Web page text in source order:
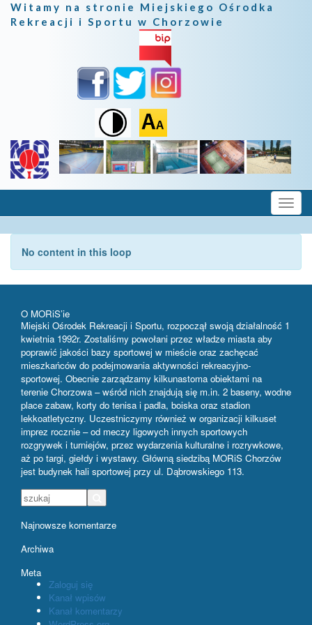
Witamy na stronie Miejskiego Ośrodka
Rekreacji i Sportu w Chorzowie
No content in this loop
O MORiS’ie
Miejski Ośrodek Rekreacji i Sportu, rozpoczął swoją działalność 1
kwietnia 1992r. Zostaliśmy powołani przez władze miasta aby
poprawić jakości bazy sportowej w mieście oraz zachęcać
mieszkańców do podejmowania aktywności rekreacyjno-
sportowej. Obecnie zarządzamy kilkunastoma obiektami na
terenie Chorzowa – wśród nich znajdują się m.in. 2 baseny, wodne
place zabaw, korty do tenisa i padla, boiska oraz stadion
lekkoatletyczny. Uczestniczymy również w organizacji kilkuset
imprez rocznie – od meczy ligowych innych sportowych
rozgrywek i turniejów, przez wydarzenia kulturalne i rozrywkowe,
aż po targi, giełdy i wystawy. Główną siedzibą MORiS Chorzów
jest budynek hali sportowej przy ul. Dąbrowskiego 113.
Najnowsze komentarze
Archiwa
Meta
Zaloguj się
Kanał wpisów
Kanał komentarzy